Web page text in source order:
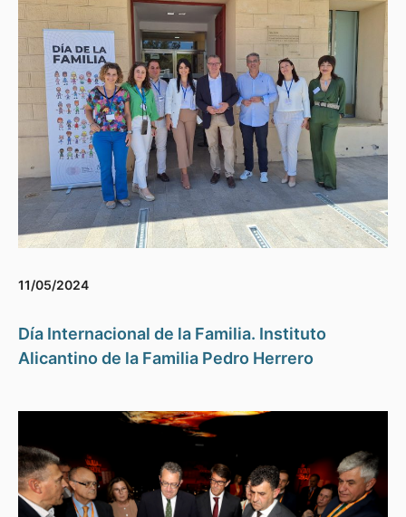
11/05/2024
Día Internacional de la Familia. Instituto
Alicantino de la Familia Pedro Herrero